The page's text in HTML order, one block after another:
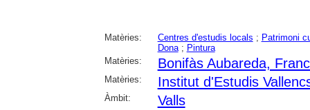
Matèries: Centres d'estudis locals ; Patrimoni
Dona; Pintura
Matèries:
Bonifàs Aubareda,
Matèries: Institut d'Estudis
Àmbit: Valls